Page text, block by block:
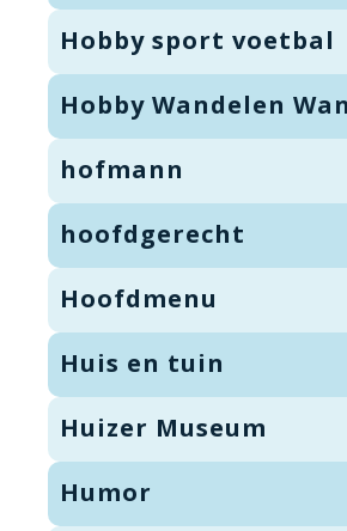
Hobby sport voetbal
Hobby Wandelen
hofmann
hoofdgerecht
Hoofdmenu
Huis en tuin
Huizer Museum
Humor